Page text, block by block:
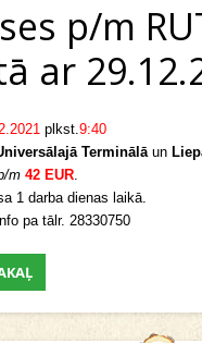
p/m
ar
plkst.9:40
Terminālāun
m 42 EUR.
1 darba dienas laikā.
pa tālr. 28330750